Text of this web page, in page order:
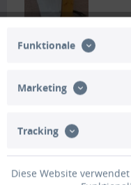
Plane
Zum
Funktionale
Marketing
Tracking
Diese Website